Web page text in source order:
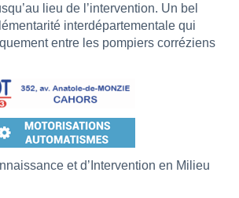
lieu de l’intervention. Un bel
interdépartementale qui
entre les pompiers corréziens
et d’Intervention en Milieu